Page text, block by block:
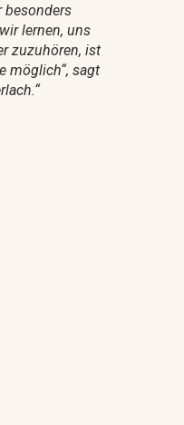
besonders
lernen, uns
zuzuhören, ist
möglich“, sagt
“